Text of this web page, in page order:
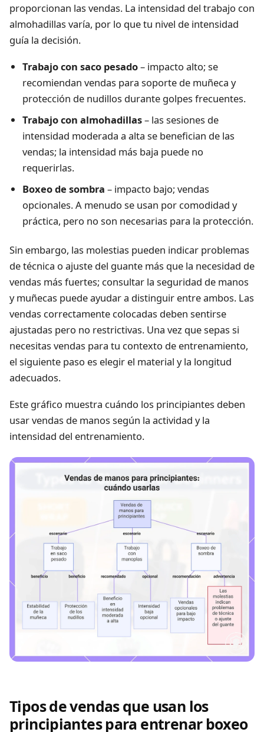
proporcionan las vendas. La intensidad del trabajo con
almohadillas varía, por lo que tu nivel de intensidad
guía la decisión.
Trabajo con saco pesado– impacto alto; se
recomiendan vendas para soporte de muñeca y
protección de nudillos durante golpes frecuentes.
Trabajo con almohadillas– las sesiones de
intensidad moderada a alta se benefician de las
vendas; la intensidad más baja puede no
requerirlas.
Boxeo de sombra – impacto bajo; vendas
opcionales. A menudo se usan por comodidad y
práctica, pero no son necesarias para la protección.
Sin embargo, las molestias pueden indicar problemas
de técnica o ajuste del guante más que la necesidad de
vendas más fuertes; consultar la seguridad de manos
y muñecas puede ayudar a distinguir entre ambos. Las
vendas correctamente colocadas deben sentirse
ajustadas pero no restrictivas. Una vez que sepas si
necesitas vendas para tu contexto de entrenamiento,
el siguiente paso es elegir el material y la longitud
adecuados.
Este gráfico muestra cuándo los principiantes deben
usar vendas de manos según la actividad y la
intensidad del entrenamiento.
Tipos de vendas que usan los
principiantes para entrenar boxeo